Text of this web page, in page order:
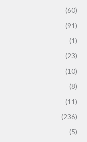
(60)
(91)
(1)
(23)
(10)
(8)
(11)
(236)
(5)